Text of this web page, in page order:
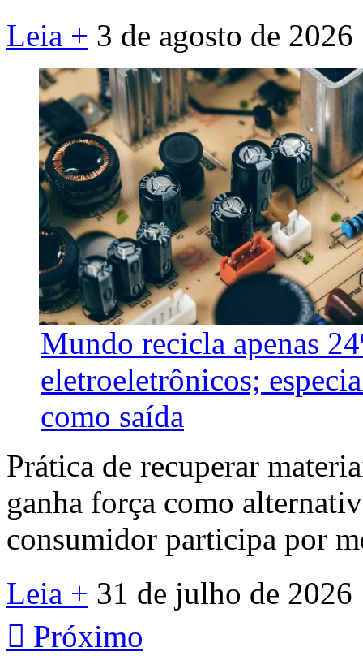
Leia + 3 de agosto de 2026
Mundo recicla apenas
eletroeletrônicos;
como saída
Prática de recuperar
ganha força como
consumidor participa por
Leia + 31 de julho de 2026
 Próximo